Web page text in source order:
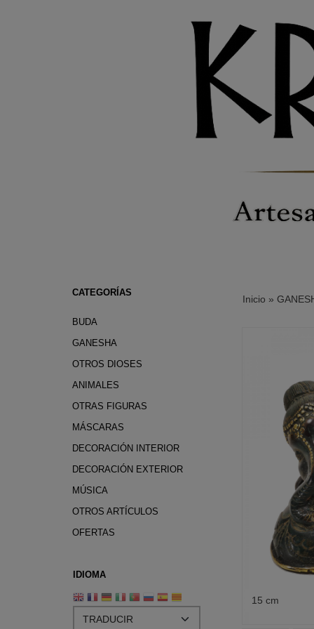
CATEGORÍAS
BUDA
GANESHA
OTROS DIOSES
ANIMALES
OTRAS FIGURAS
MÁSCARAS
DECORACIÓN INTERIOR
DECORACIÓN EXTERIOR
MÚSICA
OTROS ARTÍCULOS
OFERTAS
IDIOMA
Inicio »
15 cm